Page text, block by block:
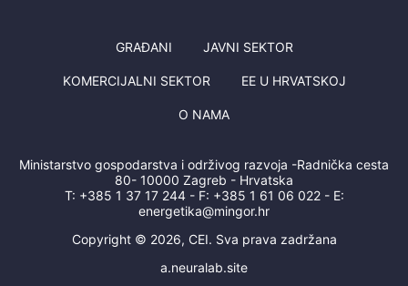
GRAĐANI JAVNI SEKTOR
KOMERCIJALNI SEKTOR EE U HRVATSKOJ
O NAMA
Ministarstvo gospodarstva i održivog razvoja -Radnička cesta
80- 10000 Zagreb - Hrvatska
T: +385 1 37 17 244- F: +385 1 61 06 022- E:
energetika@mingor.hr
Copyright © 2026, CEI. Sva prava zadržana
a.neuralab.site